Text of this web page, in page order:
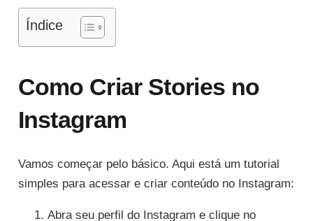
Índice
Como Criar Stories no
Instagram
Vamos começar pelo básico. Aqui está um tutorial
simples para acessar e criar conteúdo no Instagram:
Abra seu perfil do Instagram e clique no